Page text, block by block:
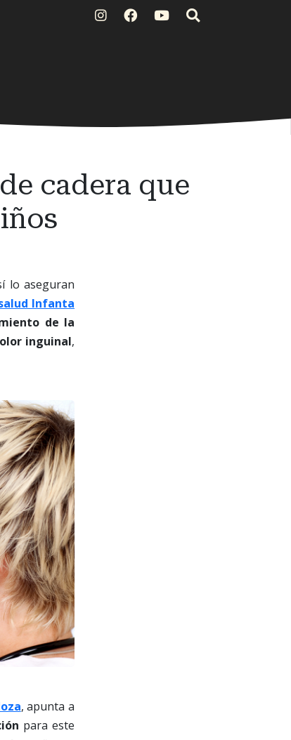
cadera que
lo aseguran
Infanta
de la
inguinal,
, apunta a
para este